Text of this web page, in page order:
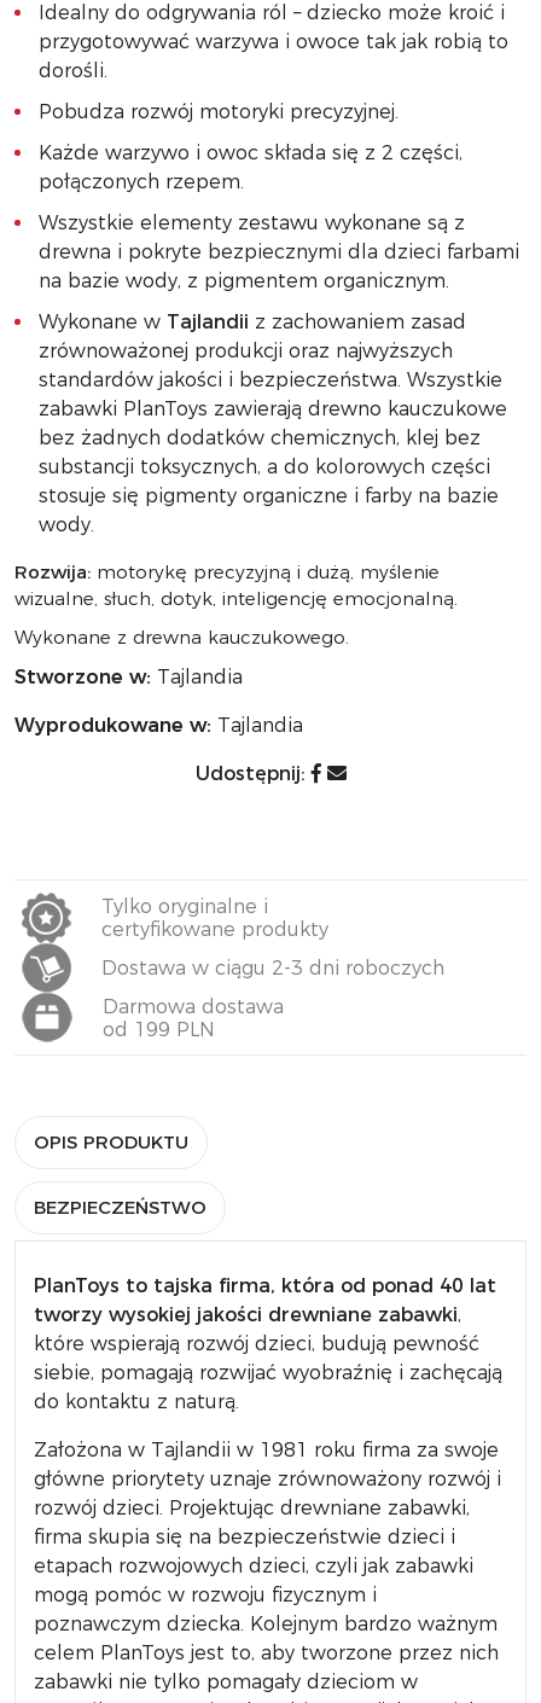
Idealny do odgrywania ról – dziecko może kroić i
przygotowywać warzywa i owoce tak jak robią to
dorośli.
Pobudza rozwój motoryki precyzyjnej.
Każde warzywo i owoc składa się z 2 części,
połączonych rzepem.
Wszystkie elementy zestawu wykonane są z
drewna i pokryte bezpiecznymi dla dzieci farbami
na bazie wody, z pigmentem organicznym.
Wykonane w Tajlandii z zachowaniem zasad
zrównoważonej produkcji oraz najwyższych
standardów jakości i bezpieczeństwa. Wszystkie
zabawki PlanToys zawierają drewno kauczukowe
bez żadnych dodatków chemicznych, klej bez
substancji toksycznych, a do kolorowych części
stosuje się pigmenty organiczne i farby na bazie
wody.
Rozwija: motorykę precyzyjną i dużą, myślenie
wizualne, słuch, dotyk, inteligencję emocjonalną.
Wykonane z drewna kauczukowego.
Stworzone w: Tajlandia
Wyprodukowane w: Tajlandia
Udostępnij:
Tylko oryginalne i
certyfikowane produkty
Dostawa w ciągu 2-3 dni roboczych
Darmowa dostawa
od 199 PLN
OPIS PRODUKTU
BEZPIECZEŃSTWO
PlanToys to tajska firma, która od ponad 40 lat
tworzy wysokiej jakości drewniane zabawki,
które wspierają rozwój dzieci, budują pewność
siebie, pomagają rozwijać wyobraźnię i zachęcają
do kontaktu z naturą.
Założona w Tajlandii w 1981 roku firma za swoje
główne priorytety uznaje zrównoważony rozwój i
rozwój dzieci. Projektując drewniane zabawki,
firma skupia się na bezpieczeństwie dzieci i
etapach rozwojowych dzieci, czyli jak zabawki
mogą pomóc w rozwoju fizycznym i
poznawczym dziecka. Kolejnym bardzo ważnym
celem PlanToys jest to, aby tworzone przez nich
zabawki nie tylko pomagały dzieciom w